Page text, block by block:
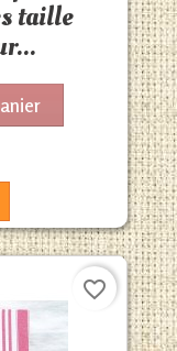
taille
favorite_border